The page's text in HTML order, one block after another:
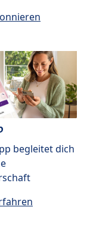
begleitet dich